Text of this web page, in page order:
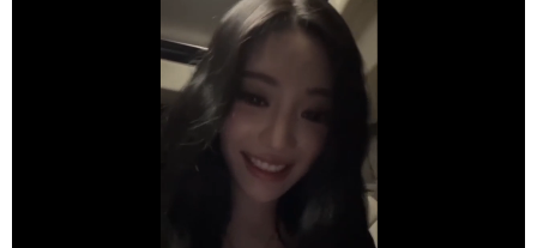
內容讓人看傻
白海豚明恐海警！全台大雨3天「這區下
到紫爆」
伊朗撂話美盟友：快勸川普停手！否則報
父親節泡湯了！白海豚海警機率飆
85％ 這3天恐豪雨
道瓊再創新高！SpaceX「財報失速」蒸